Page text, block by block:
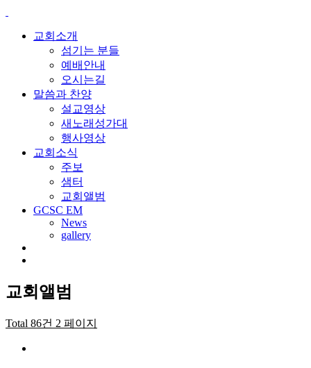
교회소개
섬기는 분들
예배안내
오시는길
말씀과 찬양
설교영상
새노래성가대
행사영상
교회소식
주보
샘터
교회앨범
GCSC EM
News
gallery
교회앨범
Total 86건 2 페이지